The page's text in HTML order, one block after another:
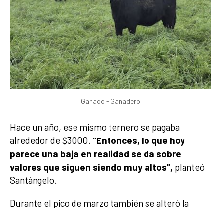
Ganado - Ganadero
Hace un año, ese mismo ternero se pagaba
alrededor de $3000. “Entonces, lo que hoy
parece una baja en realidad se da sobre
valores que siguen siendo muy altos”, planteó
Santángelo.
Durante el pico de marzo también se alteró la